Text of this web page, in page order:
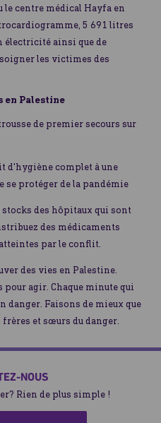
le centre médical Hayfa en
5 691 litres
électricité ainsi que de
les victimes des
en Palestine
de premier secours sur
d'hygiène complet à une
se protéger de la pandémie
des hôpitaux qui sont
des médicaments
par le conflit.
des vies en Palestine.
agir. Chaque minute qui
danger. Faisons de mieux que
et sœurs du danger.
NOUS
Rien de plus simple !